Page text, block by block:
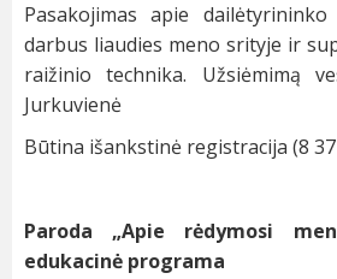
Pasakojimas apie dailėtyrininko
darbus liaudies meno srityje ir
raižinio technika. Užsiėmimą
Jurkuvienė
Būtina išankstinė registracija (8 37
Paroda „Apie rėdymosi
edukacinė programa